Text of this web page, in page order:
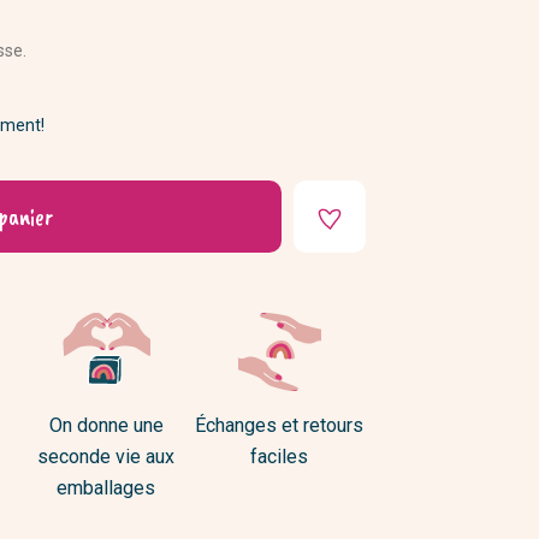
On donne une
seconde vie aux
emballages
Échanges et retours
faciles